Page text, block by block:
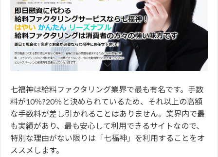
七福神は給料ファクタリング業界で最も有名です。手数
料が10％?20％と決められているため、それ以上の高額
な手数料が差し引かれることはありません。業界内で最
も実績があり、最も安心して利用できるサイトなので、
特別な理由がない限りは「七福神」を利用することをオ
ススメします。